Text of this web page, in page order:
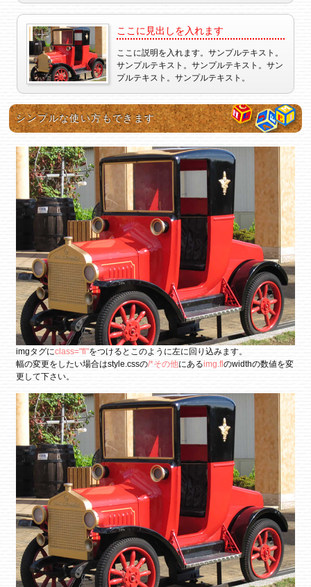
ここに見出しを入れます
ここに説明を入れます。サンプルテキスト。
サンプルテキスト。サンプルテキスト。サン
プルテキスト。サンプルテキスト。
シンプルな使い方もできます
imgタグにclass="fl"をつけるとこのように左に回り込みます。
幅の変更をしたい場合はstyle.cssの/*その他にあるimg.flのwidthの数値を変
更して下さい。